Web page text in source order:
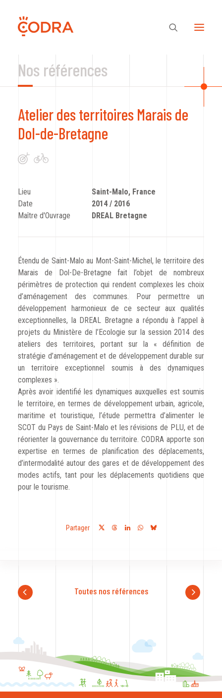
Des valeurs, une équipe
Nos savoir-faire
Notre regard
Nos références
Contact
Nos références
Atelier des territoires Marais de
Dol-de-Bretagne
Lieu
Saint-Malo, France
Date
2014 / 2016
Maître d'Ouvrage
DREAL Bretagne
Étendu de Saint-Malo au Mont-Saint-Michel, le territoire des
Marais de Dol-De-Bretagne fait l’objet de nombreux
périmètres de protection qui rendent complexes les choix
d’aménagement des communes. Pour permettre un
développement harmonieux de ce secteur aux qualités
exceptionnelles, la DREAL Bretagne a répondu à l’appel à
projets du Ministère de l’Ecologie sur la session 2014 des
ateliers des territoires, portant sur la « définition de
stratégie d’aménagement et de développement durable sur
un territoire exceptionnel soumis à des dynamiques
complexes ».
Après avoir identifié les dynamiques auxquelles est soumis
le territoire, en termes de développement urbain, agricole,
maritime et touristique, l’étude permettra d’alimenter le
SCOT du Pays de Saint-Malo et les révisions de PLU, et de
réorienter la gouvernance du territoire. CODRA apporte son
expertise en termes de planification des déplacements,
d’intermodalité autour des gares et de développement des
modes actifs, tant pour les déplacements quotidiens que
pour le tourisme.
Partager
Toutes nos références